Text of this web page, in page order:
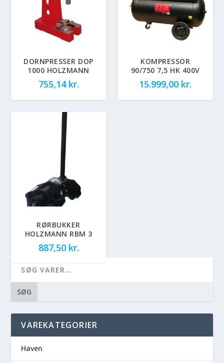
DORNPRESSER DOP
1000 HOLZMANN
755,14 kr.
KOMPRESSOR
90/750 7,5 HK 400V
15.999,00 kr.
RØRBUKKER
HOLZMANN RBM 3
887,50 kr.
SØG
VAREKATEGORIER
Haven